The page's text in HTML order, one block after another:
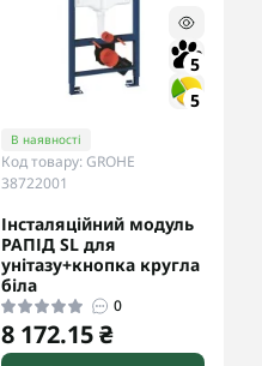
5
5
В наявності
Код товару: GROHE
38722001
Інсталяційний модуль
РАПІД SL для
унітазу+кнопка кругла
біла
0
8 172.15 ₴